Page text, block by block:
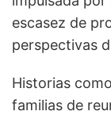
escasez de
perspectivas
Historias
familias de